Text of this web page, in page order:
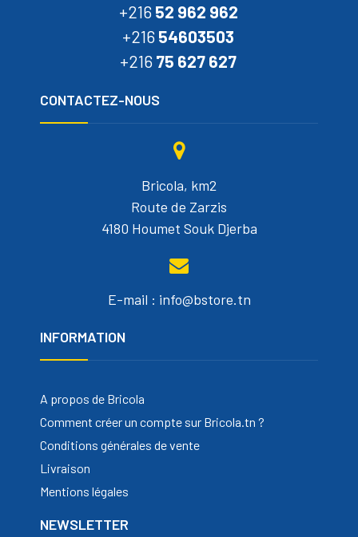
+216 52 962 962
+216 54603503
+216 75 627 627
CONTACTEZ-NOUS
Bricola, km2
Route de Zarzis
4180 Houmet Souk Djerba
E-mail : info@bstore.tn
INFORMATION
A propos de Bricola
Comment créer un compte sur Bricola.tn ?
Conditions générales de vente
Livraison
Mentions légales
NEWSLETTER